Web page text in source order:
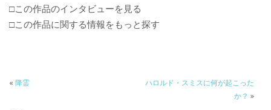
□この作品のインタビューを見る
□この作品に関する情報をもっと探す
« 降霊
ハロルド・スミスに何が起こった
か？ »